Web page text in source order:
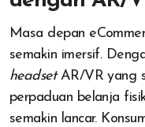
Masa depan
semakin imersif.
headsetAR/VR yang
perpaduan belanja
semakin lancar.